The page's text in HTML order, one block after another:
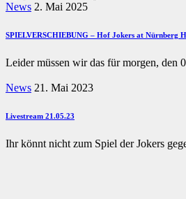
News 2. Mai 2025
SPIELVERSCHIEBUNG – Hof Jokers at Nürnberg
Leider müssen wir das für morgen, den
News 21. Mai 2023
Livestream 21.05.23
Ihr könnt nicht zum Spiel der Jokers